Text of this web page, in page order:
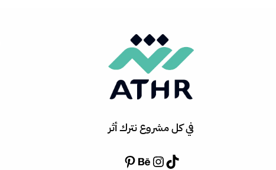
في كل مشروع نترك أثر